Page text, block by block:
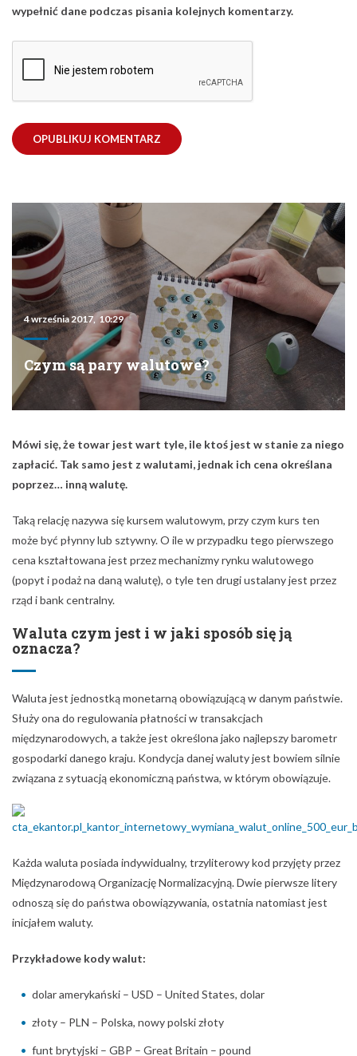
wypełnić dane podczas pisania kolejnych komentarzy.
4 września 2017, 10:29
Czym są pary walutowe?
Mówi się, że towar jest wart tyle, ile ktoś jest w stanie za niego
zapłacić. Tak samo jest z walutami, jednak ich cena określana
poprzez… inną walutę.
Taką relację nazywa się kursem walutowym, przy czym kurs ten
może być płynny lub sztywny. O ile w przypadku tego pierwszego
cena kształtowana jest przez mechanizmy rynku walutowego
(popyt i podaż na daną walutę), o tyle ten drugi ustalany jest przez
rząd i bank centralny.
Waluta czym jest i w jaki sposób się ją
oznacza?
Waluta jest jednostką monetarną obowiązującą w danym państwie.
Służy ona do regulowania płatności w transakcjach
międzynarodowych, a także jest określona jako najlepszy barometr
gospodarki danego kraju. Kondycja danej waluty jest bowiem silnie
związana z sytuacją ekonomiczną państwa, w którym obowiązuje.
Każda waluta posiada indywidualny, trzyliterowy kod przyjęty przez
Międzynarodową Organizację Normalizacyjną. Dwie pierwsze litery
odnoszą się do państwa obowiązywania, ostatnia natomiast jest
inicjałem waluty.
Przykładowe kody walut:
dolar amerykański – USD – United States, dolar
złoty – PLN – Polska, nowy polski złoty
funt brytyjski – GBP – Great Britain – pound